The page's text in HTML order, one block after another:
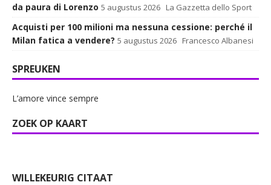
da paura di Lorenzo 5 augustus 2026 La Gazzetta dello Sport
Acquisti per 100 milioni ma nessuna cessione: perché il
Milan fatica a vendere? 5 augustus 2026 Francesco Albanesi
SPREUKEN
L’amore vince sempre
ZOEK OP KAART
WILLEKEURIG CITAAT